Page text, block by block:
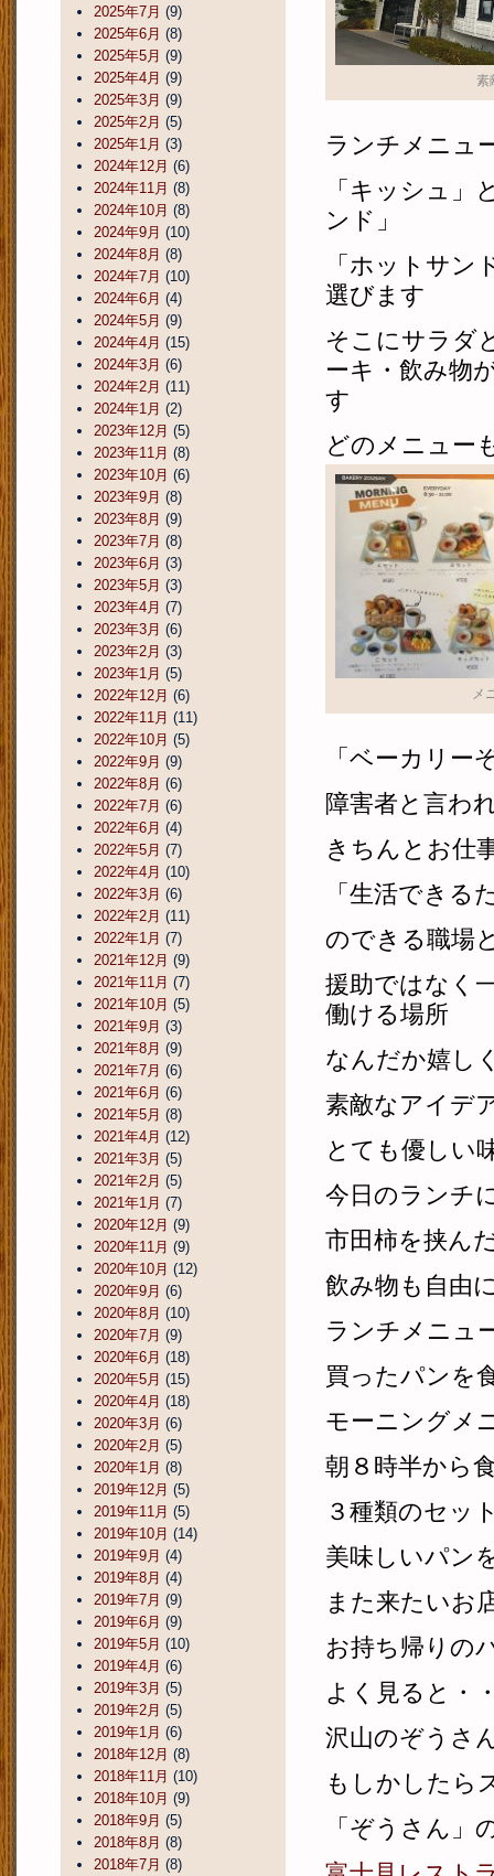
素
ランチメニュ
「キッシュ」
ンド」
「ホットサン
選びます
そこにサラダ
ーキ・飲み物
す
メ
どのメニュー
「ベーカリー
障害者と言わ
きちんとお仕
「生活できる
のできる職場
援助ではなく
働ける場所
なんだか嬉し
素敵なアイデ
とても優しい
今日のランチ
市田柿を挟ん
飲み物も自由
ランチメニュ
買ったパンを
モーニングメ
朝８時半から
３種類のセッ
美味しいパン
また来たいお
お持ち帰りの
よく見ると・
沢山のぞうさ
もしかしたら
「ぞうさん
2025年7月 (9)
2025年6月 (8)
2025年5月 (9)
2025年4月 (9)
2025年3月 (9)
2025年2月 (5)
2025年1月 (3)
2024年12月 (6)
2024年11月 (8)
2024年10月 (8)
2024年9月 (10)
2024年8月 (8)
2024年7月 (10)
2024年6月 (4)
2024年5月 (9)
2024年4月 (15)
2024年3月 (6)
2024年2月 (11)
2024年1月 (2)
2023年12月 (5)
2023年11月 (8)
2023年10月 (6)
2023年9月 (8)
2023年8月 (9)
2023年7月 (8)
2023年6月 (3)
2023年5月 (3)
2023年4月 (7)
2023年3月 (6)
2023年2月 (3)
2023年1月 (5)
2022年12月 (6)
2022年11月 (11)
2022年10月 (5)
2022年9月 (9)
2022年8月 (6)
2022年7月 (6)
2022年6月 (4)
2022年5月 (7)
2022年4月 (10)
2022年3月 (6)
2022年2月 (11)
2022年1月 (7)
2021年12月 (9)
2021年11月 (7)
2021年10月 (5)
2021年9月 (3)
2021年8月 (9)
2021年7月 (6)
2021年6月 (6)
2021年5月 (8)
2021年4月 (12)
2021年3月 (5)
2021年2月 (5)
2021年1月 (7)
2020年12月 (9)
2020年11月 (9)
2020年10月 (12)
2020年9月 (6)
2020年8月 (10)
2020年7月 (9)
2020年6月 (18)
2020年5月 (15)
2020年4月 (18)
2020年3月 (6)
2020年2月 (5)
2020年1月 (8)
2019年12月 (5)
2019年11月 (5)
2019年10月 (14)
2019年9月 (4)
2019年8月 (4)
2019年7月 (9)
2019年6月 (9)
2019年5月 (10)
2019年4月 (6)
2019年3月 (5)
2019年2月 (5)
2019年1月 (6)
2018年12月 (8)
2018年11月 (10)
2018年10月 (9)
2018年9月 (5)
2018年8月 (8)
2018年7月 (8)